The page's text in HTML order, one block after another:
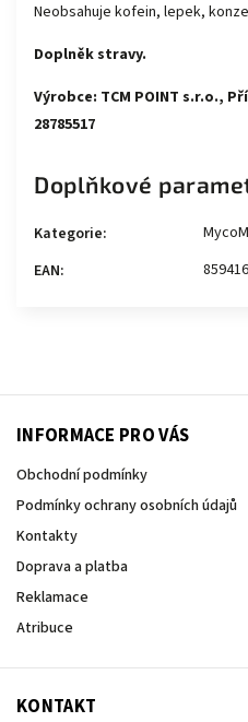
Neobsahuje kofein, lepek,
Doplněk stravy.
Výrobce: TCM POINT s.r.o.,
28785517
Doplňkové
Kategorie:
EAN:
INFORMACE PRO VÁS
Obchodní podmínky
Podmínky ochrany osobních údajů
Kontakty
Doprava a platba
Reklamace
Atribuce
KONTAKT